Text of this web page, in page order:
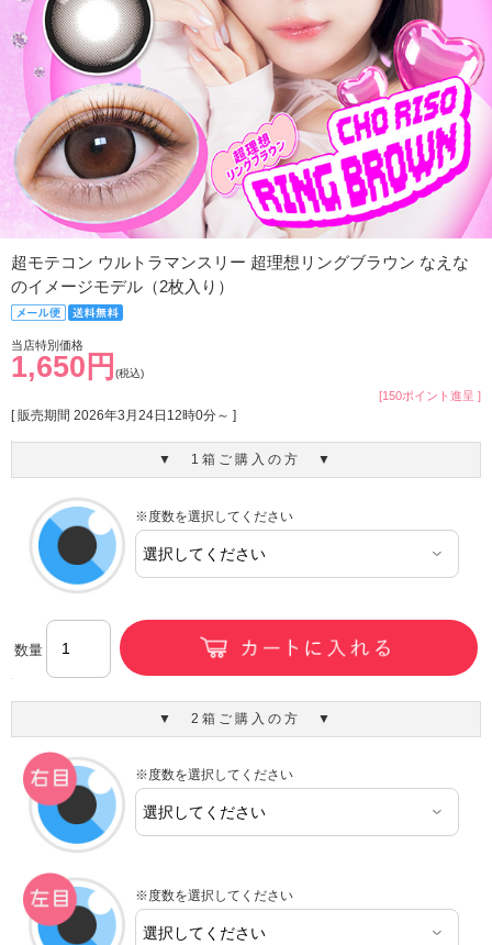
超モテコン ウルトラマンスリー 超理想リングブラウン なえな
のイメージモデル（2枚入り）
当店特別価格
1,650円 (税込)
[150ポイント進呈 ]
[ 販売期間 2026年3月24日12時0分～ ]
▼ 1箱ご購入の方 ▼
※度数を選択してください
数量
▼ 2箱ご購入の方 ▼
※度数を選択してください
※度数を選択してください